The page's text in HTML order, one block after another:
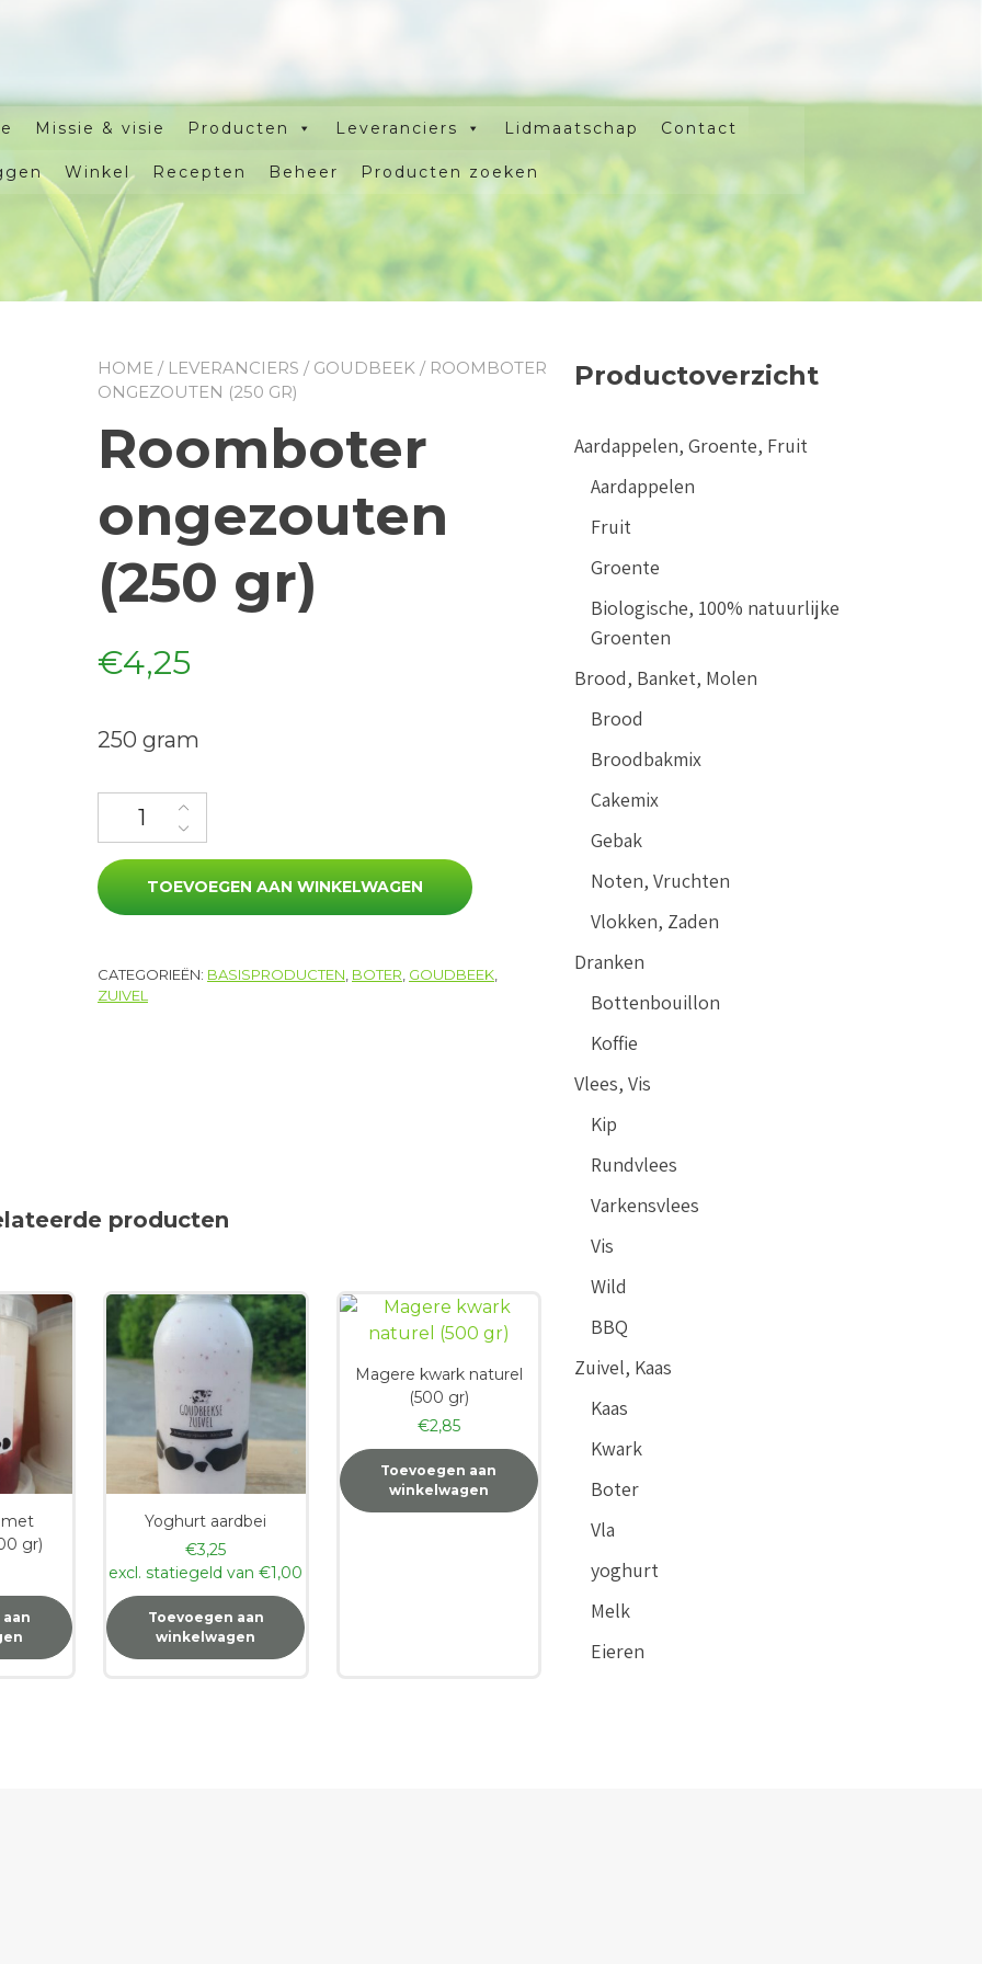
Missie & visie Producten Leveranciers Lidmaatschap Contact
Winkel Recepten Beheer Producten zoeken
HOME / LEVERANCIERS / GOUDBEEK / ROOMBOTER
ONGEZOUTEN (250 GR)
Roomboter
ongezouten
(250 gr)
€4,25
250 gram
Roomboter ongezouten (250 gr) aantal
TOEVOEGEN AAN WINKELWAGEN
CATEGORIEËN: BASISPRODUCTEN BOTER GOUDBEEK
ZUIVEL
producten
met
gr)
Yoghurt aardbei
€3,25
excl. statiegeld van€1,00
Toevoegen aan
winkelwagen
Magere kwark naturel
(500 gr)
€2,85
Toevoegen aan
winkelwagen
Productoverzicht
Aardappelen, Groente, Fruit
Aardappelen
Fruit
Groente
Biologische, 100% natuurlijke
Groenten
Brood, Banket, Molen
Brood
Broodbakmix
Cakemix
Gebak
Noten, Vruchten
Vlokken, Zaden
Dranken
Bottenbouillon
Koffie
Vlees, Vis
Kip
Rundvlees
Varkensvlees
Vis
Wild
BBQ
Zuivel, Kaas
Kaas
Kwark
Boter
Vla
yoghurt
Melk
Eieren